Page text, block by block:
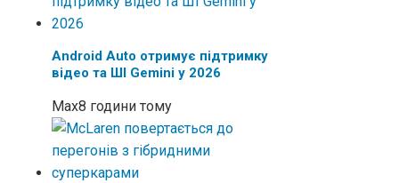
Android Auto отримує підтримку
відео та ШІ Gemini у 2026
Max8 години тому